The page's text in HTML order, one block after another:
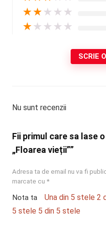
★★ ★ ★ ★
★ ★ ★ ★ ★
SCRIE
Nu sunt recenzii
Fii primul care sa lase
„Floarea vieții””
Adresa ta de email nu va fi
marcate cu *
Nota ta Una din 5 stele 2
5 stele 5 din 5 stele